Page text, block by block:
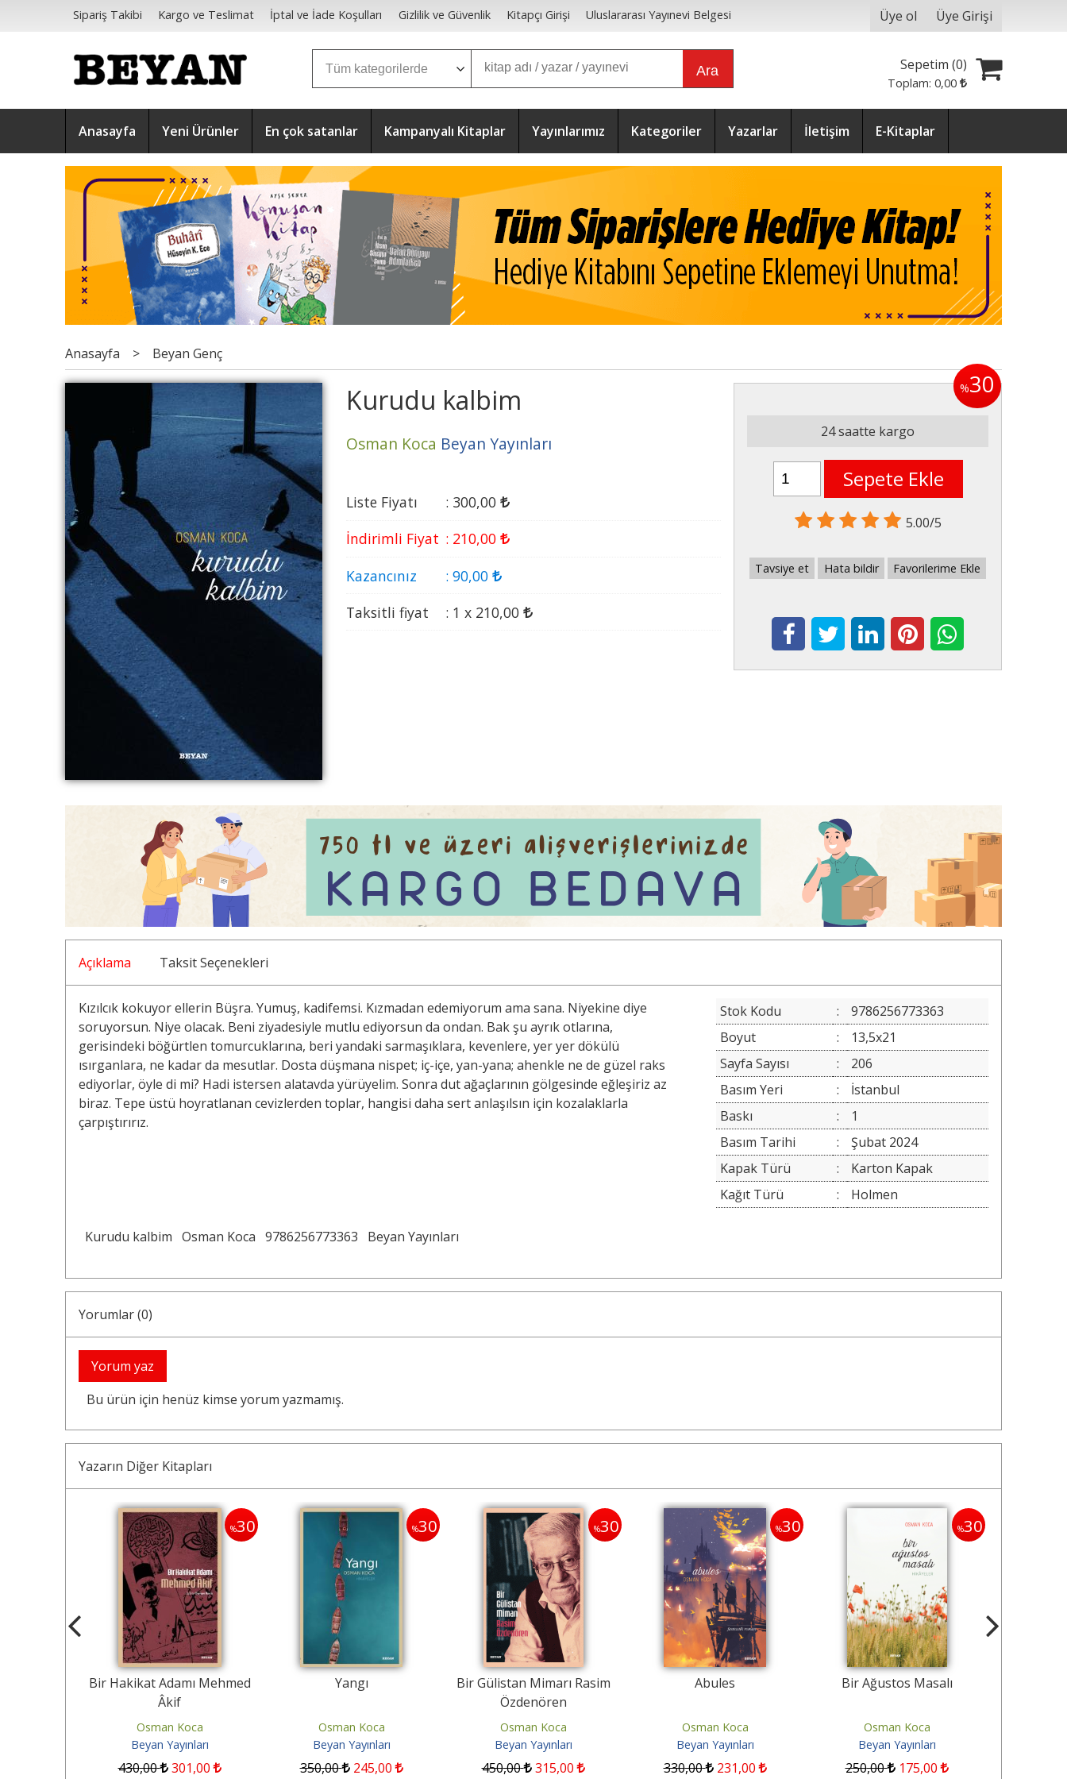
Sipariş Takibi Kargo ve Teslimat İptal ve İade Koşulları Gizlilik ve Güvenlik Kitapçı Girişi Uluslararası Yayınevi Belgesi Üye ol Üye Girişi
Ara Sepetim (0)
Toplam:0,00
Anasayfa Yeni Ürünler En çok satanlar Kampanyalı Kitaplar Yayınlarımız Kategoriler Yazarlar İletişim E-Kitaplar
Anasayfa > Beyan Genç
Kurudu kalbim
Osman Koca Beyan Yayınları
Liste Fiyatı : 300,00
İndirimli Fiyat : 210,00
Kazancınız
: 90,00
Taksitli fiyat
: 1 x 210,00
%30
24 saatte kargo
Sepete Ekle
5.00/5
Tavsiye et Hata bildir Favorilerime Ekle
Açıklama Taksit Seçenekleri
Kızılcık kokuyor ellerin Büşra. Yumuş, kadifemsi. Kızmadan edemiyorum ama sana. Niyekine diye
soruyorsun. Niye olacak. Beni ziyadesiyle mutlu ediyorsun da ondan. Bak şu ayrık otlarına,
gerisindeki böğürtlen tomurcuklarına, beri yandaki sarmaşıklara, kevenlere, yer yer dökülü
ısırganlara, ne kadar da mesutlar. Dosta düşmana nispet; iç-içe, yan-yana; ahenkle ne de güzel raks
ediyorlar, öyle di mi? Hadi istersen alatavda yürüyelim. Sonra dut ağaçlarının gölgesinde eğleşiriz az
biraz. Tepe üstü hoyratlanan cevizlerden toplar, hangisi daha sert anlaşılsın için kozalaklarla
çarpıştırırız.
Stok Kodu :
9786256773363
Boyut
:
13,5x21
Sayfa Sayısı
:
206
Basım Yeri
:
İstanbul
Baskı
:
1
Basım Tarihi
:
Şubat 2024
Kapak Türü
:
Karton Kapak
Kağıt Türü
: Holmen
Kurudu kalbim Osman Koca 9786256773363 Beyan Yayınları
Yorumlar (0)
Yorum yaz
Bu ürün için henüz kimse yorum yazmamış.
Yazarın Diğer Kitapları
%30
Bir Hakikat Adamı Mehmed
Âkif
Osman Koca
Beyan Yayınları
430,00 301,00
%30
Yangı
Osman Koca
Beyan Yayınları
350,00 245,00
%30
Bir Gülistan Mimarı Rasim
Özdenören
Osman Koca
Beyan Yayınları
450,00 315,00
%30
Abules
Osman Koca
Beyan Yayınları
330,00 231,00
%30
Bir Ağustos Masalı
Osman Koca
Beyan Yayınları
250,00 175,00